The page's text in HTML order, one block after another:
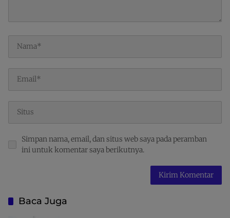
Simpan nama, email, dan situs web saya pada peramban
ini untuk komentar saya berikutnya.
Baca Juga